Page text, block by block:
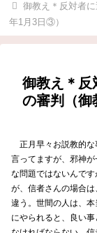
御教え＊反対者
年1月3日③）
御教え＊反
の審判（御
正月早々お説教的
言ってますが、邪神
な問題ではないんで
が、信者さんの場合
違う。世間の人は、
にやられると、良い